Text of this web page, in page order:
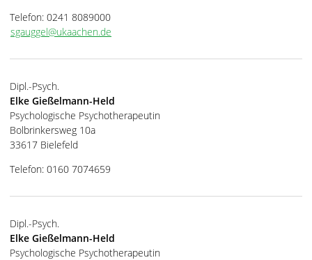
Telefon: 0241 8089000
sgauggel@ukaachen.de
Dipl.-Psych.
Elke Gießelmann-Held
Psychologische Psychotherapeutin
Bolbrinkersweg 10a
33617 Bielefeld
Telefon: 0160 7074659
Dipl.-Psych.
Elke Gießelmann-Held
Psychologische Psychotherapeutin